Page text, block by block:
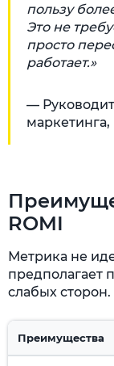
пользу
Это не
просто
работает.»
—
ROMI
Метрика не
предполагает
слабых сторон.
Преимущества